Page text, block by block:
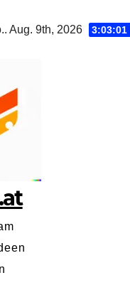
Aug. 9th, 2026 3:03:01